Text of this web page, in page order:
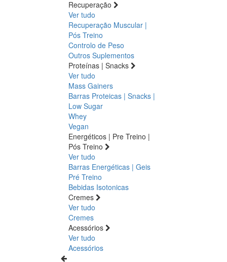
Recuperação
Ver tudo
Recuperação Muscular |
Pós Treino
Controlo de Peso
Outros Suplementos
Proteínas | Snacks
Ver tudo
Mass Gainers
Barras Proteicas | Snacks |
Low Sugar
Whey
Vegan
Energéticos | Pre Treino |
Pós Treino
Ver tudo
Barras Energéticas | Geis
Pré Treino
Bebidas Isotonicas
Cremes
Ver tudo
Cremes
Acessórios
Ver tudo
Acessórios